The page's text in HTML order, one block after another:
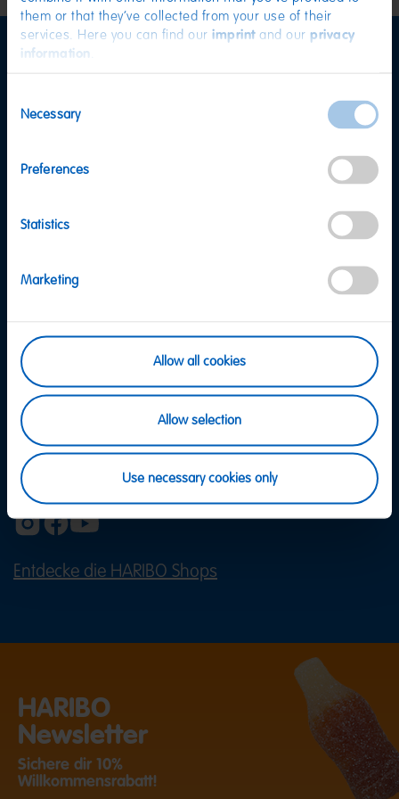
them or that they’ve collected from your use of their
services. Here you can find our imprintand our privacy
information
Selection
Necessary
Preferences
Statistics
Marketing
Allow all cookies
Allow selection
Use necessary cookies only
Datenschutz
Impressum
Widerrufsbelehrung
Entdecke die HARIBO Shops
HARIBO
Newsletter
Sichere dir 10%
Willkommensrabatt!